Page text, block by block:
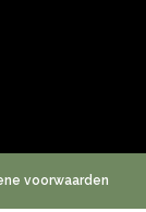
voorwaarden